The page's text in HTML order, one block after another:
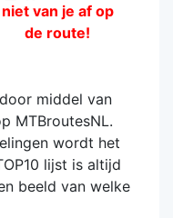
niet van je af op
de route!
middel van
MTBroutesNL.
wordt het
lijst is altijd
beeld van welke